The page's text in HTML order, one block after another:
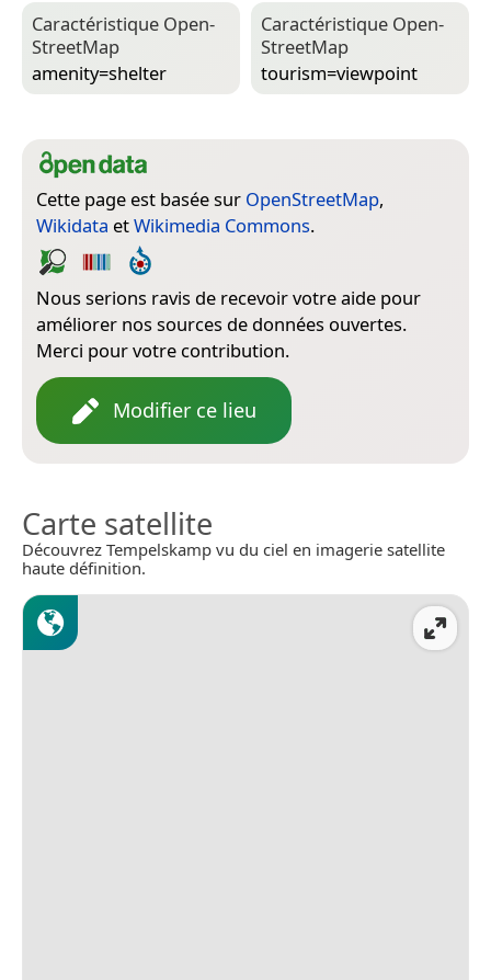
Caractéristique Open­
Street­Map
amenity=­shelter
Caractéristique Open­
Street­Map
tourism=­viewpoint
Cette page est basée sur OpenStreetMap,
Wikidata etWikimedia Commons.
Nous serions ravis de recevoir votre aide pour
améliorer nos sources de données ouvertes.
Merci pour votre contribution.
Modifier ce lieu
Carte satellite
Découvrez Tempelskamp vu du ciel en imagerie satellite
haute définition.